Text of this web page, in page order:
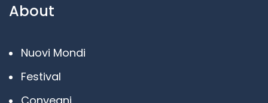
About
Nuovi Mondi
Festival